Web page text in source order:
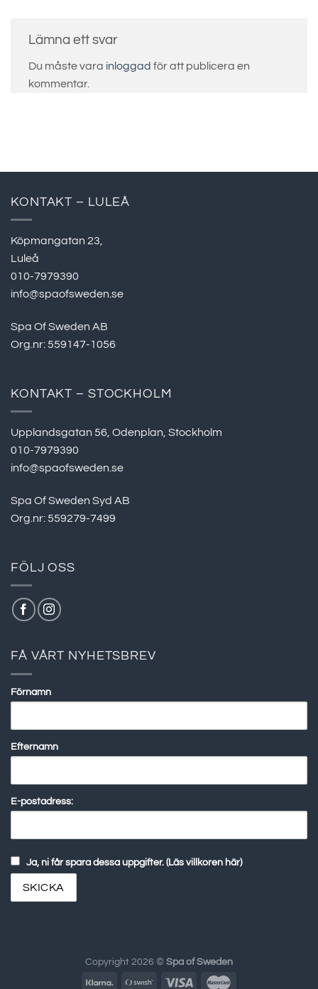
Lämna ett svar
Du måste vara inloggad för att publicera en
kommentar.
KONTAKT – LULEÅ
Köpmangatan 23,
Luleå
010-7979390
info@spaofsweden.se
Spa Of Sweden AB
Org.nr: 559147-1056
KONTAKT – STOCKHOLM
Upplandsgatan 56, Odenplan, Stockholm
010-7979390
info@spaofsweden.se
Spa Of Sweden Syd AB
Org.nr: 559279-7499
FÖLJ OSS
FÅ VÅRT NYHETSBREV
Förnamn
Efternamn
E-postadress:
Ja, ni får spara dessa uppgifter. (Läs villkoren här)
Copyright 2026 © Spa of Sweden